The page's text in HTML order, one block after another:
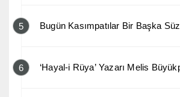
5 Bugün Kasımpatılar Bir Başka
6 ‘Hayal-i Rüya’ Yazarı Melis